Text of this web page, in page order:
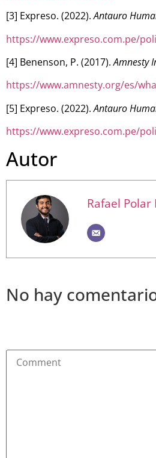
[3] Expreso. (2022).Antauro
https://www.expreso.com.pe/
[4] Benenson, P. (2017).Amnesty
https://www.amnesty.org/es/
[5] Expreso. (2022).Antauro
https://www.expreso.com.pe/
Autor
Rafael Polar
No hay